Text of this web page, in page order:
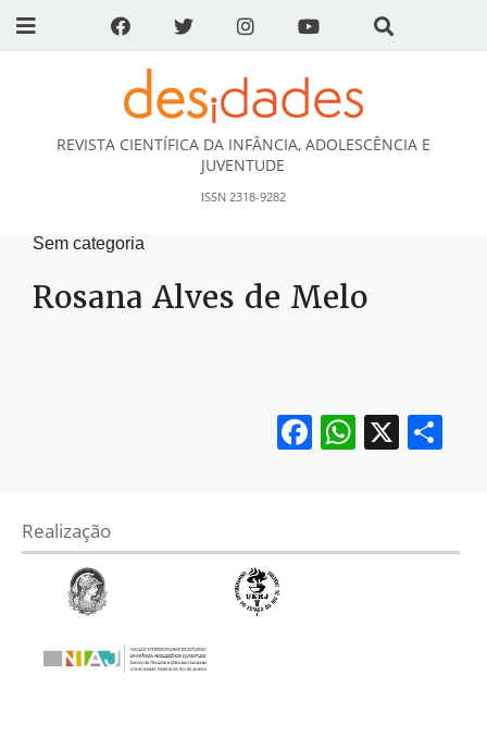
DESidades
REVISTA CIENTÍFICA DA INFÂNCIA, ADOLESCÊNCIA E
JUVENTUDE
ISSN 2318-9282
Sem categoria
Rosana Alves de Melo
Facebook
X
Realização